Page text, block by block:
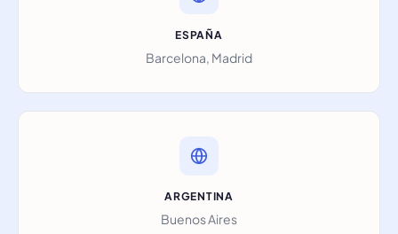
ESPAÑA
Barcelona, Madrid
ARGENTINA
Buenos Aires